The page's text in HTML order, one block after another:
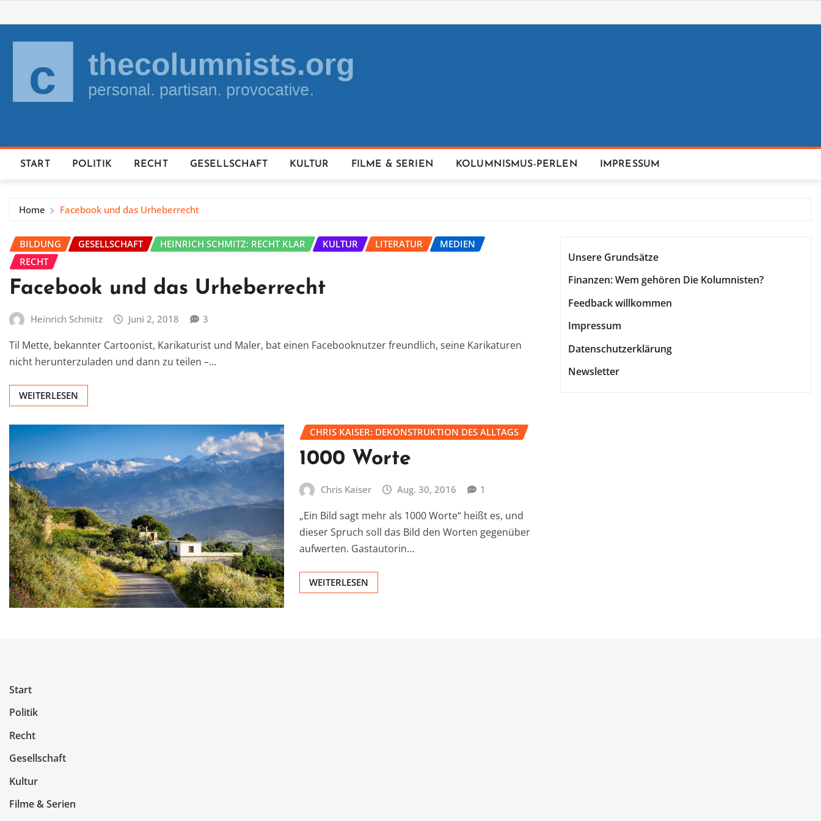
to
content
START POLITIK RECHT GESELLSCHAFT KULTUR FILME & SERIEN KOLUMNISMUS-PERLEN IMPRESSUM
Home Facebook und das Urheberrecht
BILDUNG GESELLSCHAFT HEINRICH SCHMITZ: RECHT KLAR KULTUR LITERATUR
MEDIEN
RECHT
Facebook und das Urheberrecht
Heinrich Schmitz Juni 2, 2018 3
Til Mette, bekannter Cartoonist, Karikaturist und Maler, bat einen Facebooknutzer freundlich, seine Karikaturen
nicht herunterzuladen und dann zu teilen –…
WEITERLESEN
CHRIS KAISER: DEKONSTRUKTION DES ALLTAGS
1000 Worte
Chris Kaiser Aug. 30, 2016 1
„Ein Bild sagt mehr als 1000 Worte“ heißt es, und
dieser Spruch soll das Bild den Worten gegenüber
aufwerten. Gastautorin…
WEITERLESEN
Unsere Grundsätze
Finanzen: Wem gehören Die Kolumnisten?
Feedback willkommen
Impressum
Datenschutzerklärung
Newsletter
Start
Politik
Recht
Gesellschaft
Kultur
Filme & Serien